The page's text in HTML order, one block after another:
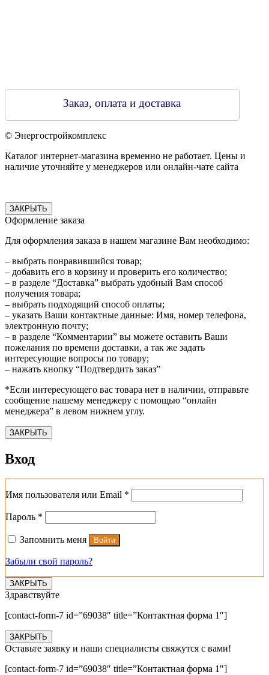
Заказ, оплата и доставка
© Энергостройкомплекс
Каталог интернет-магазина временно не работает. Цены и
наличие уточняйте у менеджеров или онлайн-чате сайта
ЗАКРЫТЬ
Оформление заказа
Для оформления заказа в нашем магазине Вам необходимо:
– выбрать понравившийся товар;
– добавить его в корзину и проверить его количество;
– в разделе “Доставка” выбрать удобный Вам способ
получения товара;
– выбрать подходящий способ оплаты;
– указать Ваши контактные данные: Имя, номер телефона,
электронную почту;
– в разделе “Комментарии” вы можете оставить Ваши
пожелания по времени доставки, а так же задать
интересующие вопросы по товару;
– нажать кнопку “Подтвердить заказ”
*Если интересующего вас товара нет в наличии, отправьте
сообщение нашему менеджеру с помощью “онлайн
менеджера” в левом нижнем углу.
ЗАКРЫТЬ
Вход
Имя пользователя или Email *
Пароль *
Запомнить меня Войти
Забыли свой пароль?
ЗАКРЫТЬ
Здравствуйте
[contact-form-7 id=”69038″ title=”Контактная форма 1″]
ЗАКРЫТЬ
Оставьте заявку и наши специалисты свяжутся с вами!
[contact-form-7 id=”69038″ title=”Контактная форма 1″]